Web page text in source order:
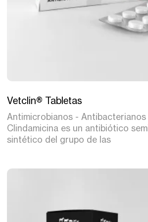
Tratamiento
Vetclin® Tabletas
Antimicrobianos -
Clindamicina es un antibiótico
sintético del grupo de las